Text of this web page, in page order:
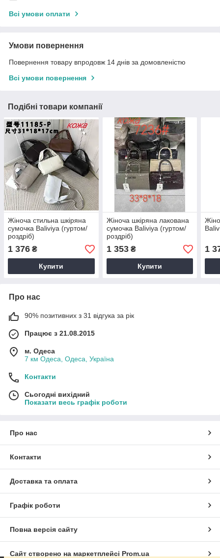
Всі умови оплати
Умови повернення
Повернення товару впродовж 14 днів за домовленістю
Всі умови повернення
Подібні товари компанії
Жіноча стильна шкіряна
сумочка Baliviya (гуртом/
роздріб)
1 376 ₴
Купити
Жіноча шкіряна лакована
сумочка Baliviya (гуртом/
роздріб)
1 353₴
Купити
1
Про нас
90% позитивних з 31 відгука за рік
Працює з 21.08.2015
м. Одеса
7 км Одеса, Одеса, Україна
Контакти
Сьогодні вихідний
Показати весь графік роботи
Про нас
Контакти
Доставка та оплата
Графік роботи
Повна версія сайту
Сайт створено на маркетплейсі Prom.ua